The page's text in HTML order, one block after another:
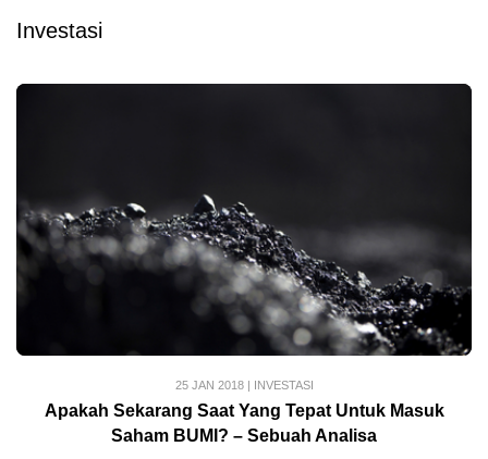
Investasi
25 JAN 2018| INVESTASI
Apakah Sekarang Saat Yang Tepat Untuk Masuk
Saham BUMI? – Sebuah Analisa